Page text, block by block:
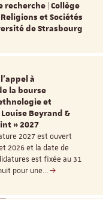
recherche | Collège
et Sociétés
de Strasbourg
à
la bourse
et
Beyrand &
» 2027
2027 est ouvert
2026 et la date de
est fixée au 31
pour une…